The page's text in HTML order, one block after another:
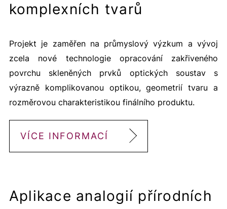
komplexních tvarů
Projekt je zaměřen na průmyslový výzkum a vývoj
zcela nové technologie opracování zakřiveného
povrchu skleněných prvků optických soustav s
výrazně komplikovanou optikou, geometrií tvaru a
rozměrovou charakteristikou finálního produktu.
VÍCE INFORMACÍ
Aplikace analogií přírodních